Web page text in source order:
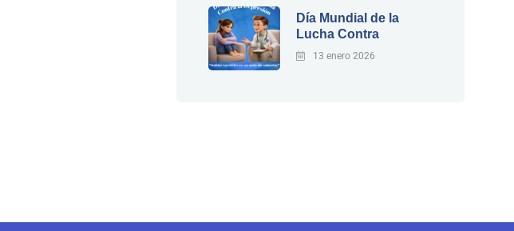
Día Mundial de la
Lucha Contra
13 enero 2026